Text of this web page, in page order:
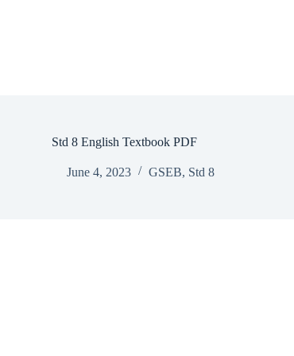
Std 8 English Textbook PDF
June 4, 2023 GSEB, Std 8